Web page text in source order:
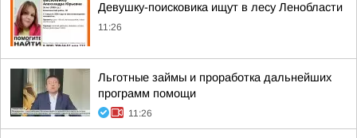
Девушку-поисковика ищут в лесу Ленобласти
11:26
Льготные займы и проработка дальнейших
программ помощи
11:26